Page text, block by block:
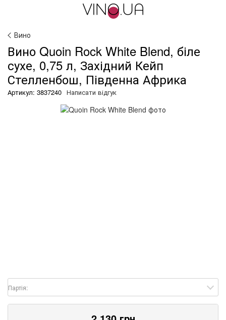
Вино
Вино Quoin Rock White Blend, біле
сухе, 0,75 л, Західний Кейп
Стелленбош, Південна Африка
Артикул: 3837240 Написати відгук
Партія: